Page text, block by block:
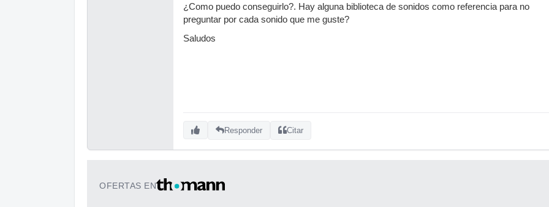
¿Como puedo conseguirlo?. Hay alguna biblioteca de sonidos como referencia para no
preguntar por cada sonido que me guste?
Saludos
Responder Citar
OFERTAS EN